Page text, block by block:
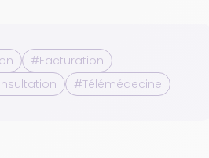
#Facturation
#Télémédecine